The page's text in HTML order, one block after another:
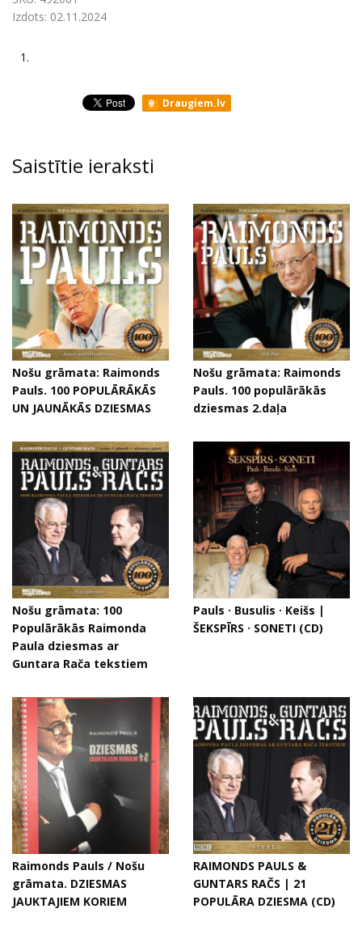
Izdots: 02.11.2024
1.
Draugiem.lv
Saistītie ieraksti
Nošu grāmata: Raimonds
Pauls. 100 POPULĀRĀKĀS
UN JAUNĀKĀS DZIESMAS
Nošu grāmata: Raimonds
Pauls. 100 populārākās
dziesmas 2.daļa
Nošu grāmata: 100
Populārākās Raimonda
Paula dziesmas ar
Guntara Rača tekstiem
Pauls · Busulis · Keišs |
ŠEKSPĪRS · SONETI (CD)
Raimonds Pauls / Nošu
grāmata. DZIESMAS
JAUKTAJIEM KORIEM
RAIMONDS PAULS &
GUNTARS RAČS | 21
POPULĀRA DZIESMA (CD)